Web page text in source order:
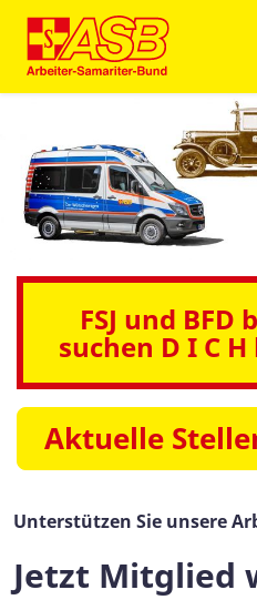
FSJ und BFD
suchen D I C
Aktuelle
Unterstützen Sie unsere
Jetzt Mitglied